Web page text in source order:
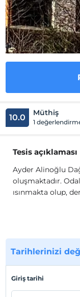
10.0 Müthiş
1
Tesis açıklaması
Ayder Alinoğlu
oluşmaktadır.
ısınmakta olup,
balkonludur.
yıldönümü ve
Alinoğlu Dağ
yapılmaktadır ve
alabilirler. 7/24
bulunmamaktadır.
Tarihlerinizi
Giriş tarihi